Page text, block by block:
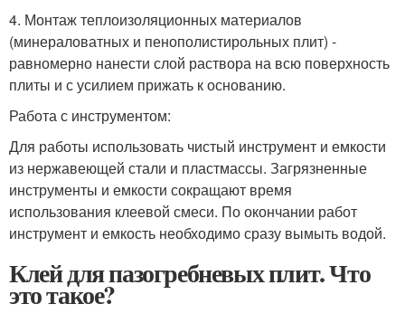
4. Монтаж теплоизоляционных материалов
(минераловатных и пенополистирольных плит) -
равномерно нанести слой раствора на всю поверхность
плиты и с усилием прижать к основанию.
Работа с инструментом:
Для работы использовать чистый инструмент и емкости
из нержавеющей стали и пластмассы. Загрязненные
инструменты и емкости сокращают время
использования клеевой смеси. По окончании работ
инструмент и емкость необходимо сразу вымыть водой.
Клей для пазогребневых плит. Что
это такое?